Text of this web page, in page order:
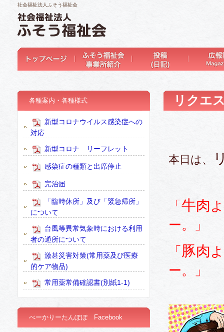
社会福祉法人ふそう福祉会
リクエ
本日は、
「 牛肉
ー。」
「 豚肉
ー。」
各種案内・各種様式
新型コロナウイルス感染症への
対応
新型コロナ リーフレット
感染症の種類と出席停止
完治届
「臨時休所」及び「緊急帰所」
について
台風等異常気象時における利用
者の通所について
激甚災害対策(常用薬及び医療
的ケア物品)
常用薬常備確認書(別紙1-1)
べーかりーたんぽぽ Facebook